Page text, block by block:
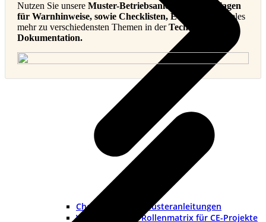
Checklisten und Musteranleitungen
Werkzeuge und Rollenmatrix für CE-Projekte
Nutzen Sie unsere Muster-Betriebsanleitungen, Vorlagen
für Warnhinweise, sowie Checklisten, E-Books
und vieles
mehr zu verschiedensten Themen in derTechnischen
Dokumentation.